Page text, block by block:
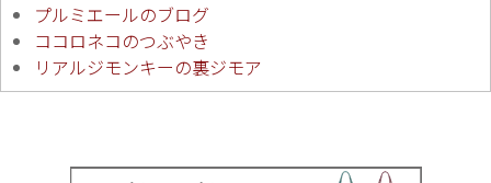
プルミエールのブログ
ココロネコのつぶやき
リアルジモンキーの裏ジモア